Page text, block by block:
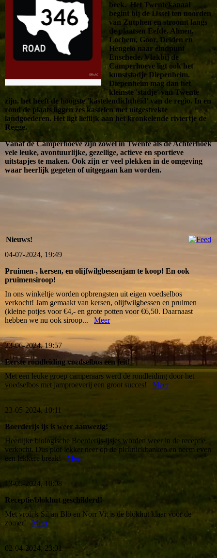
beek. Het Twentekanaal
begint bij de IJssel ten noorden
van Zutphen en stroomt langs
de plaatsen Eefde, Almen,
Lochem, Goor, Delden en
Hengelo naar eindpunt
Enschede. Vlakbij de
Camperhoeve ligt ook het
kunststadje Diepenheim.
Diepenheim mag dan het
kleinste 'stadje' van Twente
zijn, het heeft de hoogste 'kastelendichtheid' van de regio. In en
rond de plaats liggen zes kastelen met uitgestrekte
landgoederen. Het ligt lieflijk aan het kronkelende riviertje de
Regge.
Vanaf de Camperhoeve zijn zowel in Twente als de Achterhoek
vele leuke, avontuurlijke, gezellige, actieve en sportieve
uitstapjes te maken. Ook zijn er veel plekken in de omgeving
waar heerlijk gegeten of uitgegaan kan worden.
Nieuws!
04-07-2024, 19:49
Pruimen-, kersen, en olijfwilgbessenjam te koop! En ook
pruimensiroop!
In ons winkeltje worden opbrengsten uit eigen voedselbos
verkocht! Jam gemaakt van kersen, olijfwilgbessen en pruimen
(kleine potjes voor €4,- en grote potten voor €6,50. Daarnaast
hebben we nu ook siroop... Meer
23-06-2024, 19:57
Eerste rondleiding voedselbos een feit!
Met een leuke groep camperaars werd de rondleiding door het
voedselbos met jamproeverij een groot succes! Meer
23-05-2024, 10:11
Boerderijs ijs is weer aanwezig!
Heerlijke biologische Boerderijs-ijsjes worden weer in de receptie
verkocht. Dus plof lekker neer op de picknickbanken en neem even
een lekkere break! Meer
13-05-2024, 10:08
Receptie/blokhut geschilderd!
Met vrolijk Siljan Blö en Norr Vit is de blokhut klaar voor de
zomer! Meer
02-04-2024, 23:01